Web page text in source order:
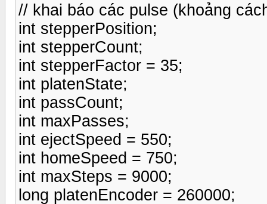
// khai báo các pulse (khoảng
int stepperPosition;
int stepperCount;
int stepperFactor = 35;
int platenState;
int passCount;
int maxPasses;
int ejectSpeed = 550;
int homeSpeed = 750;
int maxSteps = 9000;
long platenEncoder = 260000;